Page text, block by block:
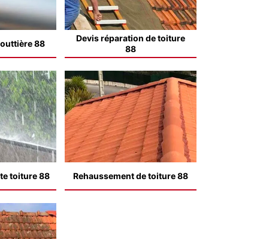
88
Devis réparation de toiture
88
toiture 88 Rehaussement de toiture 88